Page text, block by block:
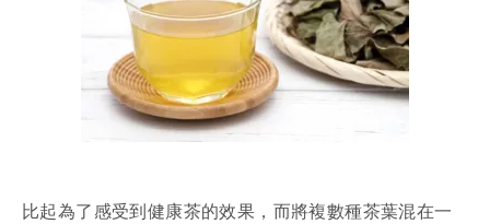
比起為了感受到健康茶的效果，而將複數種茶葉混在一